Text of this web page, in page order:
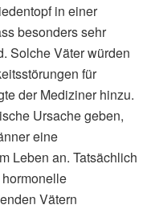
in einer
besonders sehr
Solche Väter würden
für
der Mediziner hinzu.
Ursache geben,
eine
Leben an. Tatsächlich
Vätern